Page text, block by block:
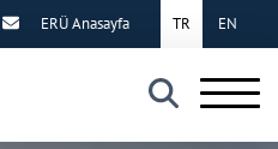
×
TR EN
ERÜ Anasayfa